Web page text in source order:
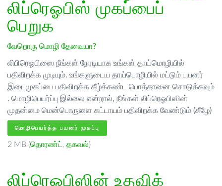
லிப்ரெஓபிஸ் முகப்பைப்
பெறுக
வேறொரு மொழி தேவையா?
லிபிரெஓபிஸை நீங்கள் நேரடியாக உங்கள் தாய்மொழியில்
பதிவிறக்க முடியும். உங்களுடைய தாய்பொழியில் மட்டும் பயனர்
இடைமுகப்பை பதிவிறக்க கீழ்க்கண்ட பொத்தானை சொடுக்கவும்
. மொழிபெயர்ப்பு இல்லை என்றால், நீங்கள் லிப்ரெஓபிஸின்
முதன்மை மென்பொருளை கட்டாயம் பதிவிறக்க வேண்டும் (கீழே)
மொழிபெயர்த்த பயனர் முகப்பு
2 MB (தொரண்ட் , தகவல்)
லிப்ரெஓபிஸின் உதவிக்